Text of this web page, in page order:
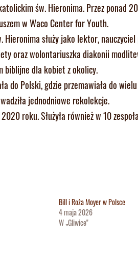
św. Hieronima. Przez ponad
w Waco Center for Youth.
Hieronima służy jako lektor, nauczyciel
oraz wolontariuszka diakonii
biblijne dla kobiet z okolicy.
do Polski, gdzie przemawiała do
jednodniowe rekolekcje.
roku. Służyła również w 10
Bill i Roża Moyer w Polsce
4 maja 2026
W „Gliwice"